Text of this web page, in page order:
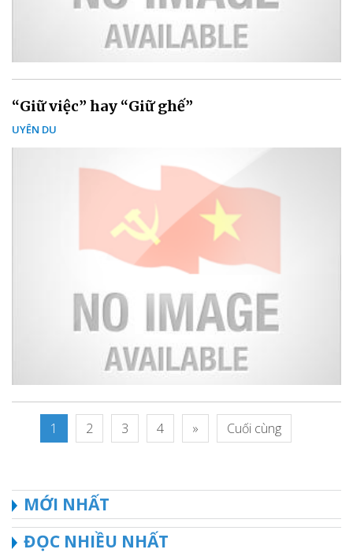
“Giữ việc” hay “Giữ ghế”
UYÊN DU
1 2 3 4 » Cuối cùng
MỚI NHẤT
ĐỌC NHIỀU NHẤT